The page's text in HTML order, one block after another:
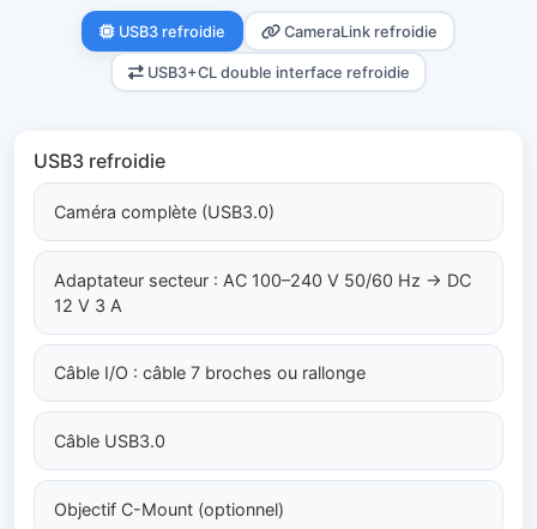
USB3 refroidie CameraLink refroidie
USB3+CL double interface refroidie
USB3 refroidie
Caméra complète (USB3.0)
Adaptateur secteur : AC 100–240 V 50/60 Hz → DC
12 V 3 A
Câble I/O : câble 7 broches ou rallonge
Câble USB3.0
Objectif C-Mount (optionnel)